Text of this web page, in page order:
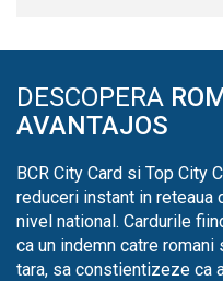
DESCOPERA
AVANTAJOS
BCR City Card si Top City
reduceri instant in reteaua
nivel national. Cardurile
ca un indemn catre
tara, sa constientizeze ca